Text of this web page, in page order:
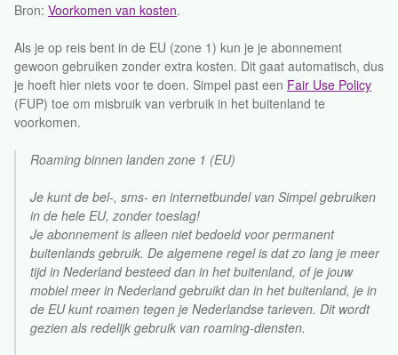
Bron: Voorkomen van kosten.
Als je op reis bent in de EU (zone 1) kun je je abonnement
gewoon gebruiken zonder extra kosten. Dit gaat automatisch, dus
je hoeft hier niets voor te doen. Simpel past een Fair Use Policy
(FUP) toe om misbruik van verbruik in het buitenland te
voorkomen.
Roaming binnen landen zone 1 (EU)
Je kunt de bel-, sms- en internetbundel van Simpel gebruiken
in de hele EU, zonder toeslag!
Je abonnement is alleen niet bedoeld voor permanent
buitenlands gebruik. De algemene regel is dat zo lang je meer
tijd in Nederland besteed dan in het buitenland, of je jouw
mobiel meer in Nederland gebruikt dan in het buitenland, je in
de EU kunt roamen tegen je Nederlandse tarieven. Dit wordt
gezien als redelijk gebruik van roaming-diensten.